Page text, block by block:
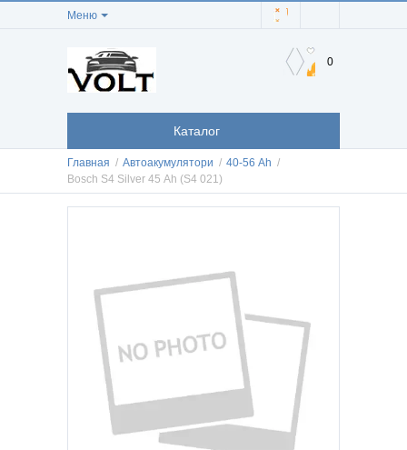
Меню
0
Каталог
Главная / Автоакумулятори / 40-56 Аh /
Bosch S4 Silver 45 Ah (S4 021)